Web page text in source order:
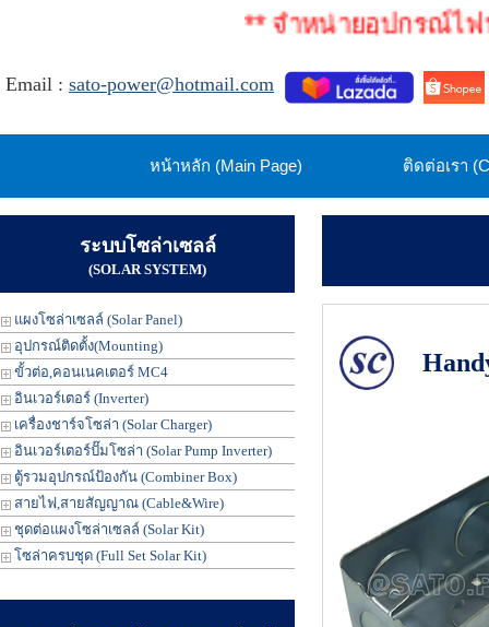
** จำหน่ายอุปกรณ์ไฟฟ้า
Email : sato-power@hotmail.com
หน้าหลัก (Main Page) ติดต่อเรา
ระบบโซล่าเซลล์
(SOLAR SYSTEM)
แผงโซล่าเซลล์ (Solar Panel)
อุปกรณ์ติดตั้ง(Mounting)
ขั้วต่อ,คอนเนคเตอร์ MC4
อินเวอร์เตอร์ (Inverter)
เครื่องชาร์จโซล่า (Solar Charger)
อินเวอร์เตอร์ปั๊มโซล่า (Solar Pump Inverter)
ตู้รวมอุปกรณ์ป้องกัน (Combiner Box)
สายไฟ,สายสัญญาณ (Cable&Wire)
ชุดต่อแผงโซล่าเซลล์ (Solar Kit)
โซล่าครบชุด (Full Set Solar Kit)